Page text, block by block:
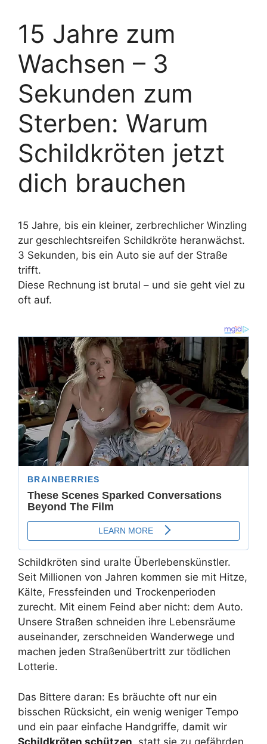
15 Jahre zum
Wachsen – 3
Sekunden zum
Sterben: Warum
Schildkröten jetzt
dich brauchen
15 Jahre, bis ein kleiner, zerbrechlicher Winzling
zur geschlechtsreifen Schildkröte heranwächst.
3 Sekunden, bis ein Auto sie auf der Straße
trifft.
Diese Rechnung ist brutal – und sie geht viel zu
oft auf.
Schildkröten sind uralte Überlebenskünstler.
Seit Millionen von Jahren kommen sie mit Hitze,
Kälte, Fressfeinden und Trockenperioden
zurecht. Mit einem Feind aber nicht: dem Auto.
Unsere Straßen schneiden ihre Lebensräume
auseinander, zerschneiden Wanderwege und
machen jeden Straßenübertritt zur tödlichen
Lotterie.
Das Bittere daran: Es bräuchte oft nur ein
bisschen Rücksicht, ein wenig weniger Tempo
und ein paar einfache Handgriffe, damit wir
Schildkröten schützen, statt sie zu gefährden.